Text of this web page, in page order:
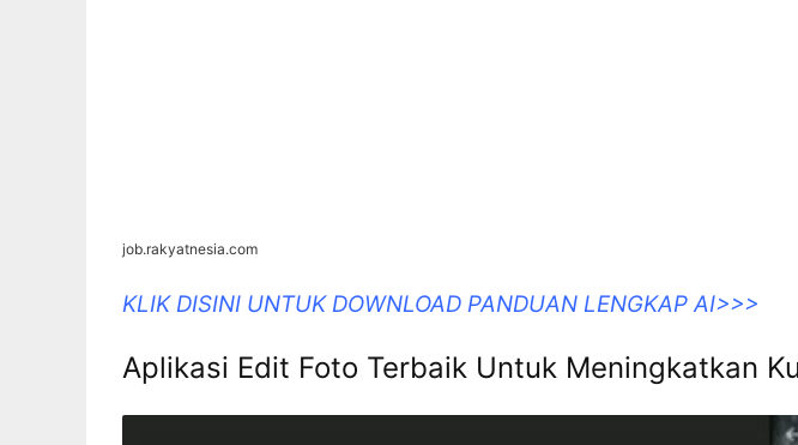
job.rakyatnesia.com
KLIK DISINI UNTUK DOWNLOAD PANDUAN LENGKAP AI>>>
Aplikasi Edit Foto Terbaik Untuk Meningkatkan